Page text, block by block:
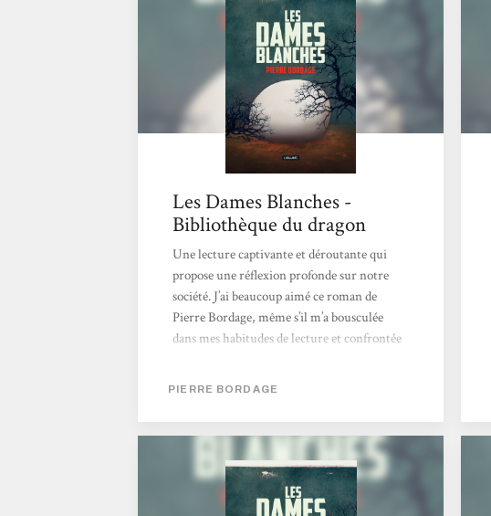
Les Dames Blanches -
Bibliothèque du dragon
Une lecture captivante et déroutante qui
propose une réflexion profonde sur notre
société. J’ai beaucoup aimé ce roman de
Pierre Bordage, même s’il m’a bousculée
dans mes habitudes de lecture et confrontée
l’apparition des dames blanches, j’ai été
happée par le récit. Ces créatures
mystérieuses qui surgissent sans prévenir et
font disparaître les enfants de moins de
quatre ans créent d’emblée...
PIERRE BORDAGE